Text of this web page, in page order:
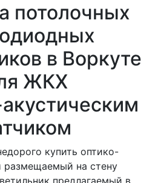
потолочных
в Воркуте
ЖКХ
купить оптико-
размещаемый на стену